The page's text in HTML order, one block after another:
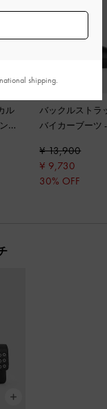
ル
ク
バックルストラ
バイカーブーツ
¥ 13,900
¥ 9,730
30% OFF
shipping.